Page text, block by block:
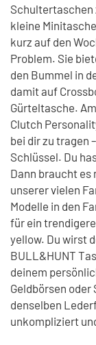
Schultertaschen
kleine
kurz auf den
Problem. Sie
den Bummel in
damit auf
Gürteltasche.
Clutch
bei dir zu tragen
Schlüssel. Du
Dann braucht es
unserer vielen
Modelle in den
für ein
yellow. Du wirst
BULL&HUNT
deinem
Geldbörsen
denselben
unkompliziert